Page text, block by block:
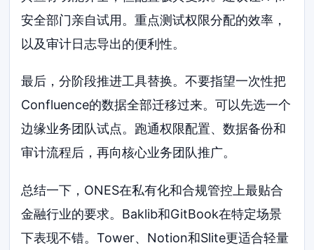
安全部门亲自试用。重点测试权限分配的效率，
以及审计日志导出的便利性。
最后，分阶段推进工具替换。不要指望一次性把
Confluence的数据全部迁移过来。可以先选一个
边缘业务团队试点。跑通权限配置、数据备份和
审计流程后，再向核心业务团队推广。
总结一下，ONES在私有化和合规管控上最贴合
金融行业的要求。Baklib和GitBook在特定场景
下表现不错。Tower、Notion和Slite更适合轻量